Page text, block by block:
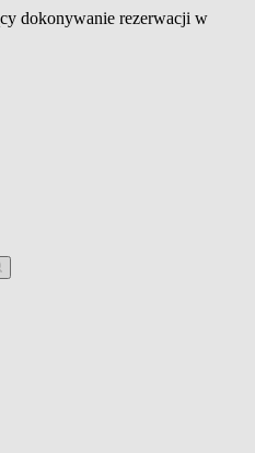
dokonywanie rezerwacji w